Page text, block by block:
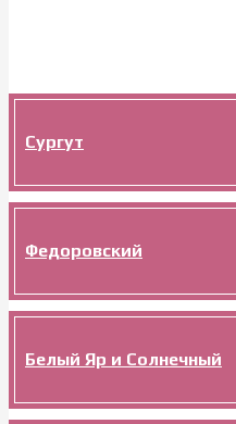
Сургут
Федоровский
Белый Яр и Солнечный